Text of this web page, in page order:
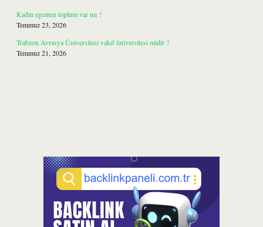
Kadın egemen toplum var mı ?
Temmuz 23, 2026
Trabzon Avrasya Üniversitesi vakıf üniversitesi midir ?
Temmuz 21, 2026